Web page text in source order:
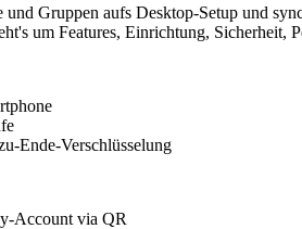
Gruppen aufs Desktop-Setup und
um Features, Einrichtung,
Ende-Verschlüsselung
Account via QR